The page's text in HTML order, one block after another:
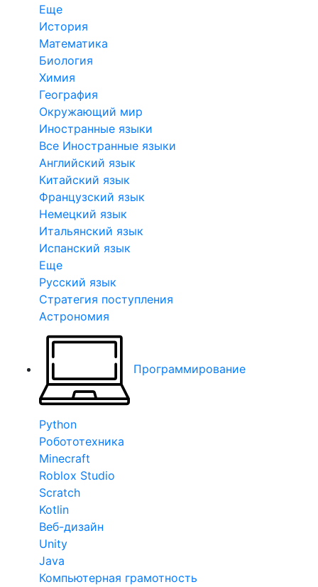
Еще
История
Математика
Биология
Химия
География
Окружающий мир
Иностранные языки
Все Иностранные языки
Английский язык
Китайский язык
Французский язык
Немецкий язык
Итальянский язык
Испанский язык
Еще
Русский язык
Стратегия поступления
Астрономия
Программирование
Python
Робототехника
Minecraft
Roblox Studio
Scratch
Kotlin
Веб-дизайн
Unity
Java
Компьютерная грамотность